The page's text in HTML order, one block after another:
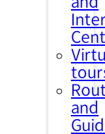
and